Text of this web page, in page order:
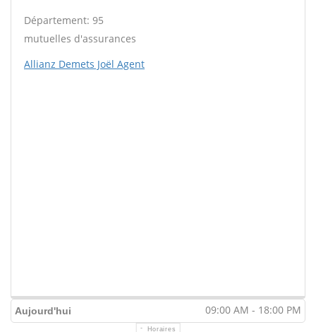
Département: 95
mutuelles d'assurances
Allianz Demets Joël Agent
Aujourd'hui 09:00 AM - 18:00 PM
Horaires